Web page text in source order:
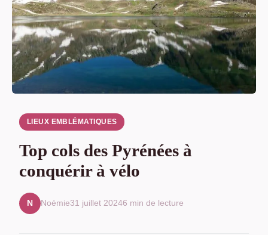
LIEUX EMBLÉMATIQUES
Top cols des Pyrénées à
conquérir à vélo
N Noémie31 juillet 20246 min de lecture